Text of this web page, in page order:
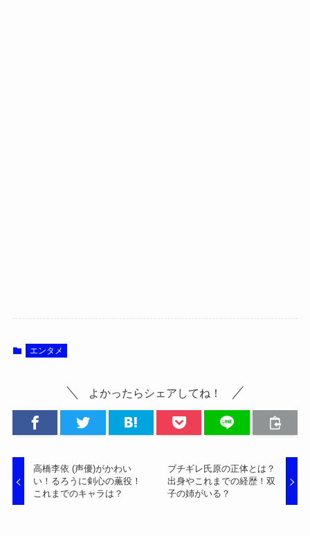
エンタメ
よかったらシェアしてね！
高橋李依 (声優)がかわい
い！るろうに剣心の薫役！
これまでのキャラは？
ブチギレ氏原の正体とは？
出身やこれまでの経歴！双
子の姉がいる？